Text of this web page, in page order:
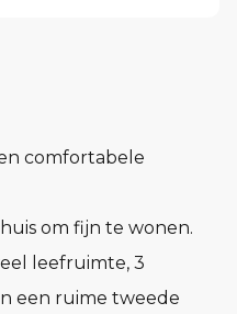
comfortabele
om fijn te wonen.
leefruimte, 3
een ruime tweede